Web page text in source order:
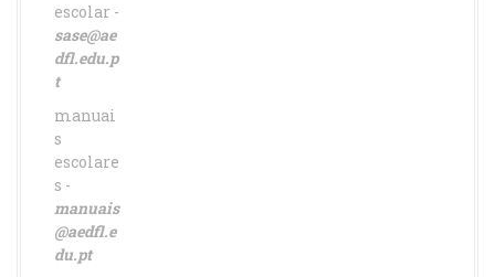
escolar -
sase@ae
dfl.edu.p
t
manuai
s
escolare
s -
manuais
@aedfl.e
du.pt